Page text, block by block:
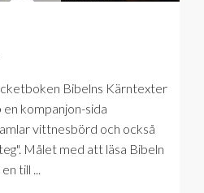
Bibelns Kärntexter
en kompanjon-sida
vittnesbörd och också
Målet med att läsa Bibeln
till ...